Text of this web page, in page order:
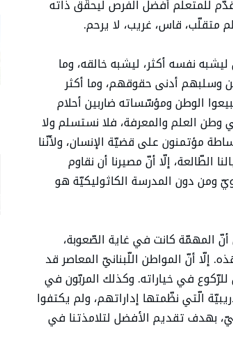
للمتعلّم أفضل الفرص ليحقّق ذاته
متقلّب، قاس، غريب، لا يرحم.
نفسه أكثر، ليشبه خالقه، وما
وسلبهم أدنى حقوقهم، وما أكثر
الوطن ومؤسّساته ضاربين أحلام
وطن العلم والمعرفة، فلا نستسلم ولا
مؤتمنون على قضيّة الإنسان، ولأنّنا
الطّالعة، إلّا أنّ مصيرنا أن نقاوم
ومن دون المدرسة الكاثوليكيّة هو
المهمّة كانت في غاية الصّعوبة،
أنّ المواطن اللّبنانيّ المعاصر قد
في خياراته. وكذلك المربّون في
الّتي نظّمتها إداراتهم، ولم يكتفوا
بهدف تقديم الأفضل لتلامذتنا في